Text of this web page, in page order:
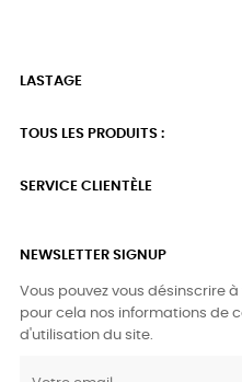
LASTAGE
TOUS LES PRODUITS :
SERVICE CLIENTÈLE
NEWSLETTER SIGNUP
Vous pouvez vous désinscrire
pour cela nos informations de
d'utilisation du site.